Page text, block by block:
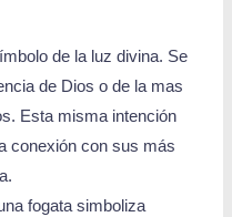
de la luz divina. Se
de Dios o de la mas
Esta misma intención
conexión con sus más
fogata simboliza